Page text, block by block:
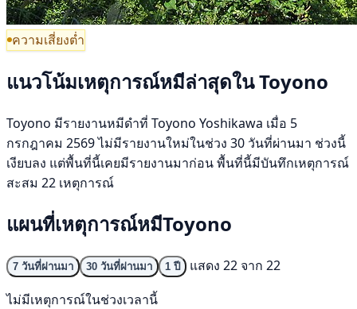
ความเสี่ยงต่ำ
แนวโน้มเหตุการณ์หมีล่าสุดใน Toyono
Toyono มีรายงานหมีดำที่ Toyono Yoshikawa เมื่อ 5
กรกฎาคม 2569 ไม่มีรายงานใหม่ในช่วง 30 วันที่ผ่านมา ช่วงนี้
เงียบลง แต่พื้นที่นี้เคยมีรายงานมาก่อน พื้นที่นี้มีบันทึกเหตุการณ์
สะสม 22 เหตุการณ์
แผนที่เหตุการณ์หมีToyono
7 วันที่ผ่านมา 30 วันที่ผ่านมา 1 ปี
แสดง 22 จาก 22
ไม่มีเหตุการณ์ในช่วงเวลานี้